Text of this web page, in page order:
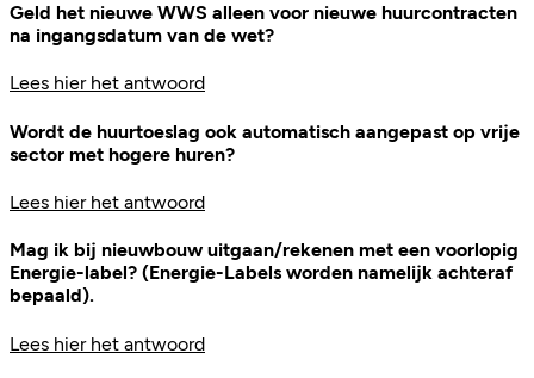
Geld het nieuwe WWS alleen voor nieuwe huurcontracten
na ingangsdatum van de wet?
Lees hier het antwoord
Wordt de huurtoeslag ook automatisch aangepast op vrije
sector met hogere huren?
Lees hier het antwoord
Mag ik bij nieuwbouw uitgaan/rekenen met een voorlopig
Energie-label? (Energie-Labels worden namelijk achteraf
bepaald).
Lees hier het antwoord